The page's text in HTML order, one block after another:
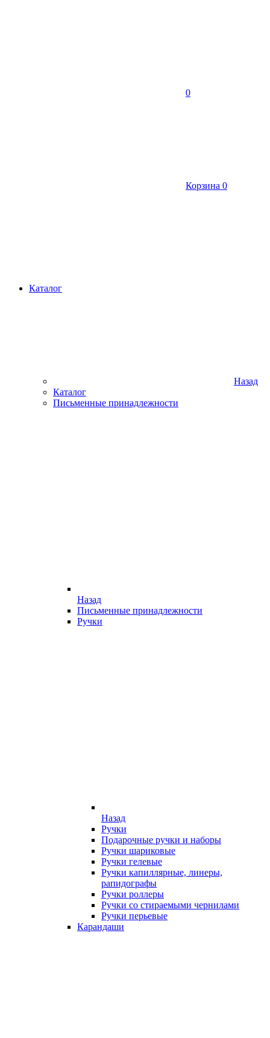
0
Корзина 0
Каталог
Назад
Каталог
Письменные принадлежности
Назад
Письменные принадлежности
Ручки
Назад
Ручки
Подарочные ручки и наборы
Ручки шариковые
Ручки гелевые
Ручки капиллярные, линеры,
рапидографы
Ручки роллеры
Ручки со стираемыми чернилами
Ручки перьевые
Карандаши